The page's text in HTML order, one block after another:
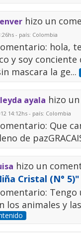
hizo un
- país: Colombia
hola,
y soy
mascara la ge...
ayala hizo
14:12hs - país: Colombia
Que
de
hizo un
Cristal (N° 5)"
los animales y